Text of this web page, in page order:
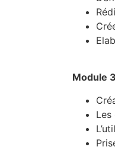
Module